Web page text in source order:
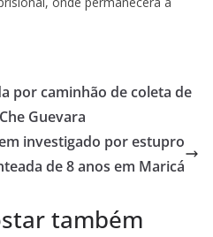
por caminhão de coleta de
Guevara
investigado por estupro
de 8 anos em Maricá
também